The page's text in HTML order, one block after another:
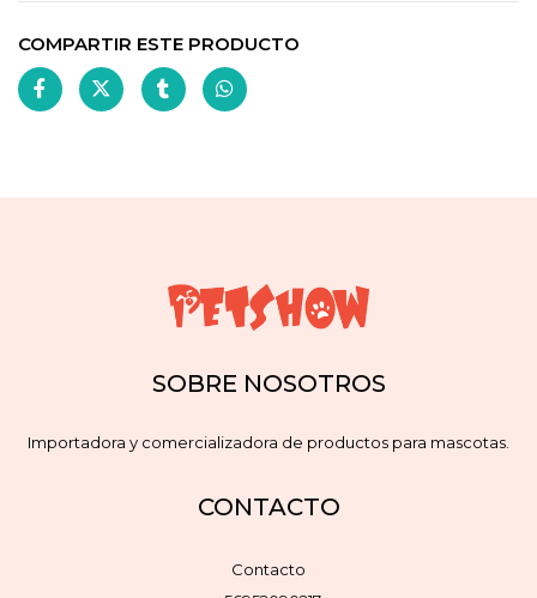
COMPARTIR ESTE PRODUCTO
SOBRE NOSOTROS
Importadora y comercializadora de productos para mascotas.
CONTACTO
Contacto